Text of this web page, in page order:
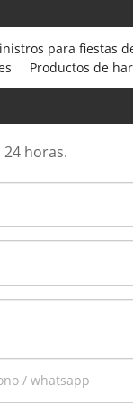
para fiestas
Productos de
horas.